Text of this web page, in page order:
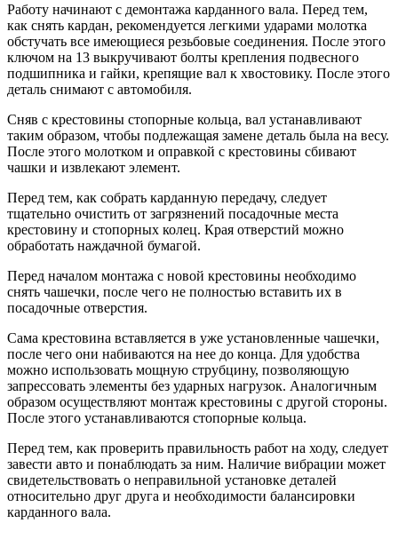
Работу начинают с демонтажа карданного вала. Перед тем,
как снять кардан, рекомендуется легкими ударами молотка
обстучать все имеющиеся резьбовые соединения. После этого
ключом на 13 выкручивают болты крепления подвесного
подшипника и гайки, крепящие вал к хвостовику. После этого
деталь снимают с автомобиля.
Сняв с крестовины стопорные кольца, вал устанавливают
таким образом, чтобы подлежащая замене деталь была на весу.
После этого молотком и оправкой с крестовины сбивают
чашки и извлекают элемент.
Перед тем, как собрать карданную передачу, следует
тщательно очистить от загрязнений посадочные места
крестовину и стопорных колец. Края отверстий можно
обработать наждачной бумагой.
Перед началом монтажа с новой крестовины необходимо
снять чашечки, после чего не полностью вставить их в
посадочные отверстия.
Сама крестовина вставляется в уже установленные чашечки,
после чего они набиваются на нее до конца. Для удобства
можно использовать мощную струбцину, позволяющую
запрессовать элементы без ударных нагрузок. Аналогичным
образом осуществляют монтаж крестовины с другой стороны.
После этого устанавливаются стопорные кольца.
Перед тем, как проверить правильность работ на ходу, следует
завести авто и понаблюдать за ним. Наличие вибрации может
свидетельствовать о неправильной установке деталей
относительно друг друга и необходимости балансировки
карданного вала.